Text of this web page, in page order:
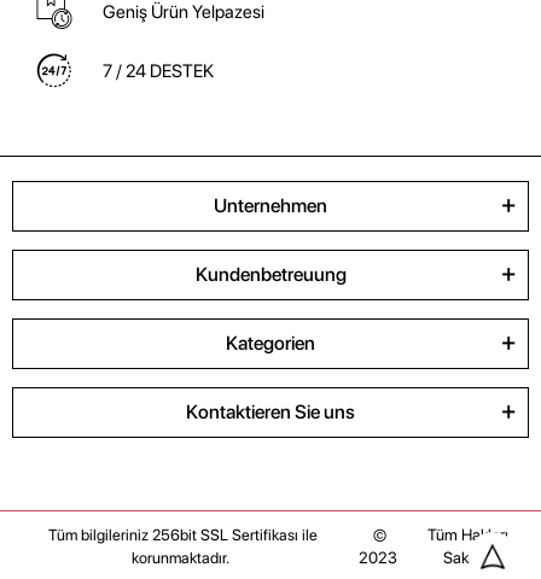
Geniş Ürün Yelpazesi
7 / 24 DESTEK
Unternehmen
Kundenbetreuung
Kategorien
Kontaktieren Sie uns
Tüm bilgileriniz 256bit SSL Sertifikası ile
korunmaktadır.
©
2023
Tüm Hakları
Saklıdır